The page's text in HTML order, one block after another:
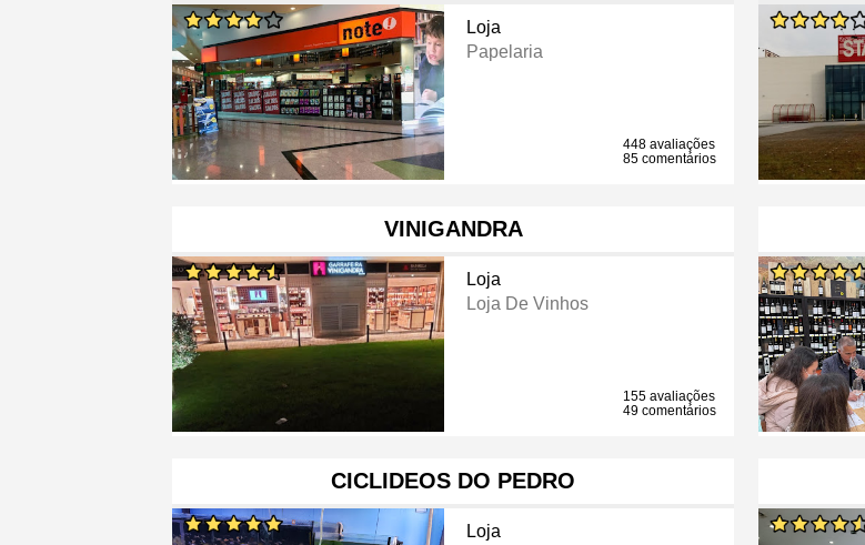
Loja
Papelaria
448 avaliações
85 comentários
VINIGANDRA
Loja
Loja De Vinhos
155 avaliações
49 comentários
CICLIDEOS DO PEDRO
Loja